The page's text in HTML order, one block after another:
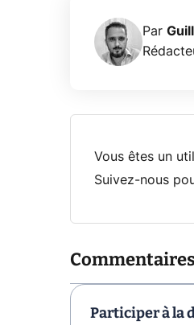
Par
Vous êtes un
Suivez-nous
Commentaires
Participer à la